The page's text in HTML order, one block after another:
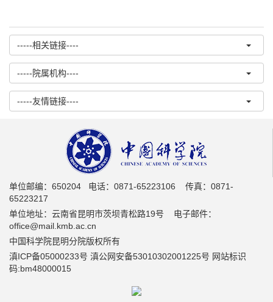
-----相关链接----
-----院属机构----
-----友情链接----
单位邮编：650204 电话：0871-65223106 传真：0871-
65223217
单位地址：云南省昆明市茨坝青松路19号 电子邮件：
office@mail.kmb.ac.cn
中国科学院昆明分院版权所有
滇ICP备05000233号 滇公网安备53010302001225号 网站标识
码:bm48000015